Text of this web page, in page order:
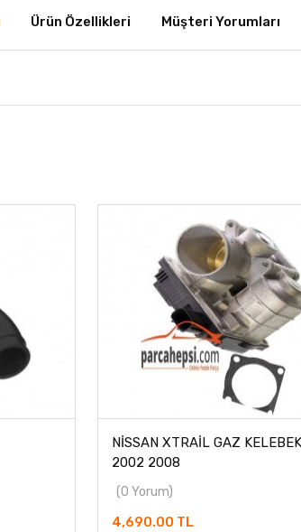
Ürün Özellikleri Müşteri Yorumları
NİSSAN XTRAİL GAZ
2002 2008
(0 Yorum)
4,690.00 TL